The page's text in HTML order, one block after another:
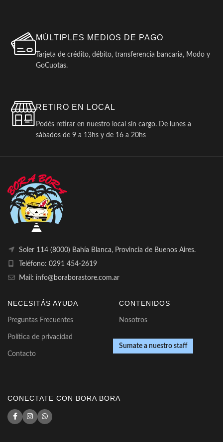
MÚLTIPLES MEDIOS DE PAGO
Tarjeta de crédito, débito, transferencia bancaria, Modo y
GoCuotas.
RETIRO EN LOCAL
Podés retirar en nuestro local sin cargo. De lunes a
sábados de 9 a 13hs y de 16 a 20hs
Soler 114 (8000) Bahía Blanca, Provincia de Buenos Aires.
Teléfono: 0291 454-2619
Mail: info@boraborastore.com.ar
NECESITÁS AYUDA
Preguntas Frecuentes
Política de privacidad
Contacto
CONTENIDOS
Nosotros
Sumate a nuestro staff
CONECTATE CON BORA BORA